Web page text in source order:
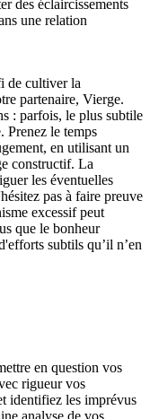
des éclaircissements
une relation
de cultiver la
partenaire, Vierge.
: parfois, le plus subtile
Prenez le temps
en utilisant un
constructif. La
les éventuelles
pas à faire preuve
excessif peut
que le bonheur
subtils qu’il n’en
en question vos
rigueur vos
identifiez les imprévus